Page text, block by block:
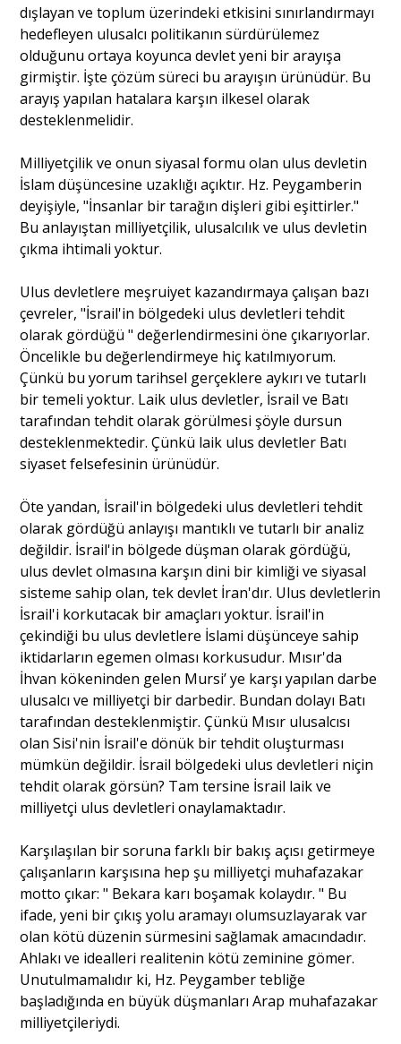
dışlayan ve toplum üzerindeki etkisini sınırlandırmayı
hedefleyen ulusalcı politikanın sürdürülemez
olduğunu ortaya koyunca devlet yeni bir arayışa
girmiştir. İşte çözüm süreci bu arayışın ürünüdür. Bu
arayış yapılan hatalara karşın ilkesel olarak
desteklenmelidir.
Milliyetçilik ve onun siyasal formu olan ulus devletin
İslam düşüncesine uzaklığı açıktır. Hz. Peygamberin
deyişiyle, "İnsanlar bir tarağın dişleri gibi eşittirler."
Bu anlayıştan milliyetçilik, ulusalcılık ve ulus devletin
çıkma ihtimali yoktur.
Ulus devletlere meşruiyet kazandırmaya çalışan bazı
çevreler, "İsrail'in bölgedeki ulus devletleri tehdit
olarak gördüğü " değerlendirmesini öne çıkarıyorlar.
Öncelikle bu değerlendirmeye hiç katılmıyorum.
Çünkü bu yorum tarihsel gerçeklere aykırı ve tutarlı
bir temeli yoktur. Laik ulus devletler, İsrail ve Batı
tarafından tehdit olarak görülmesi şöyle dursun
desteklenmektedir. Çünkü laik ulus devletler Batı
siyaset felsefesinin ürünüdür.
Öte yandan, İsrail'in bölgedeki ulus devletleri tehdit
olarak gördüğü anlayışı mantıklı ve tutarlı bir analiz
değildir. İsrail'in bölgede düşman olarak gördüğü,
ulus devlet olmasına karşın dini bir kimliği ve siyasal
sisteme sahip olan, tek devlet İran'dır. Ulus devletlerin
İsrail'i korkutacak bir amaçları yoktur. İsrail'in
çekindiği bu ulus devletlere İslami düşünceye sahip
iktidarların egemen olması korkusudur. Mısır'da
İhvan kökeninden gelen Mursi’ ye karşı yapılan darbe
ulusalcı ve milliyetçi bir darbedir. Bundan dolayı Batı
tarafından desteklenmiştir. Çünkü Mısır ulusalcısı
olan Sisi'nin İsrail'e dönük bir tehdit oluşturması
mümkün değildir. İsrail bölgedeki ulus devletleri niçin
tehdit olarak görsün? Tam tersine İsrail laik ve
milliyetçi ulus devletleri onaylamaktadır.
Karşılaşılan bir soruna farklı bir bakış açısı getirmeye
çalışanların karşısına hep şu milliyetçi muhafazakar
motto çıkar: " Bekara karı boşamak kolaydır. " Bu
ifade, yeni bir çıkış yolu aramayı olumsuzlayarak var
olan kötü düzenin sürmesini sağlamak amacındadır.
Ahlakı ve idealleri realitenin kötü zeminine gömer.
Unutulmamalıdır ki, Hz. Peygamber tebliğe
başladığında en büyük düşmanları Arap muhafazakar
milliyetçileriydi.